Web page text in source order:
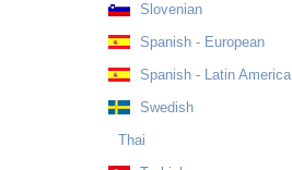
Slovenian
Spanish - European
Spanish - Latin America
Swedish
Thai